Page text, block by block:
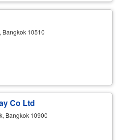
Bangkok 10510
Co Ltd
Bangkok 10900